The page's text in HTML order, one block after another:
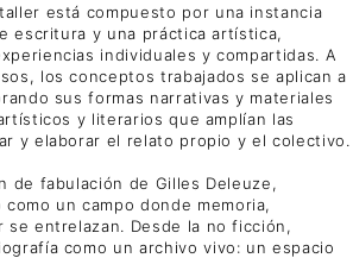
está compuesto por una instancia
escritura y una práctica artística,
individuales y compartidas. A
los conceptos trabajados se aplican a
sus formas narrativas y materiales
y literarios que amplían las
y elaborar el relato propio y el colectivo.
de fabulación de Gilles Deleuze,
un campo donde memoria,
se entrelazan. Desde la no ficción,
como un archivo vivo: un espacio